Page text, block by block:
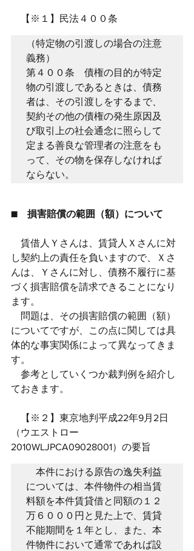
【※１】民法４００条
（特定物の引渡しの場合の注意
義務）
第４００条　債権の目的が特定
物の引渡しであるときは、債務
者は、その引渡しをするまで、
契約その他の債権の発生原因及
び取引上の社会通念に照らして
定まる善良な管理者の注意をも
って、その物を保存しなければ
ならない。
■　損害賠償の範囲（額）について
賃借人Ｙさんは、賃貸人Ｘさんに対
し契約上の責任を負いますので、Ｘさ
んは、Ｙさんに対し、債務不履行に基
づく損害賠償を請求できることになり
ます。
問題は、その損害賠償の範囲（額）
についてですが、この点に関しては具
体的な事実関係によって異なってきま
す。
参考としていくつか裁判例を紹介し
ておきます。
【※２】東京地判平成22年9月2日
（ウエストロー
2010WLJPCA09028001）の要旨
本件における原告の逸失利益
については、本件物件の相当賃
料額を本件賃貸借と同額の１２
万６０００円と見た上で、賃貸
不能期間を１年とし、また、本
件物件において通常であれば設